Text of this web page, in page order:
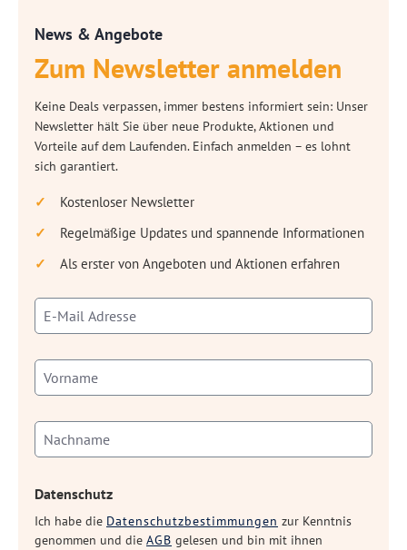
News & Angebote
Zum Newsletter anmelden
Keine Deals verpassen, immer bestens informiert sein: Unser
Newsletter hält Sie über neue Produkte, Aktionen und
Vorteile auf dem Laufenden. Einfach anmelden – es lohnt
sich garantiert.
Kostenloser Newsletter
Regelmäßige Updates und spannende Informationen
Als erster von Angeboten und Aktionen erfahren
Datenschutz
Ich habe die Datenschutzbestimmungen zur Kenntnis
genommen und die AGB gelesen und bin mit ihnen